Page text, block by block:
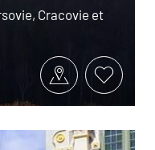
Cracovie et